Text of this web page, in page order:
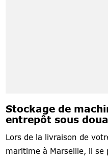
Stockage de
entrepôt sous
Lors de la livraison de
maritime à Marseille, il se